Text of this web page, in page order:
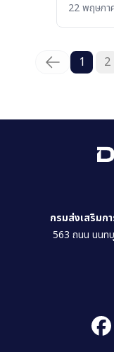
22 พฤษภา
1 2
กรมส่งเสริมก
563 ถนน นนท